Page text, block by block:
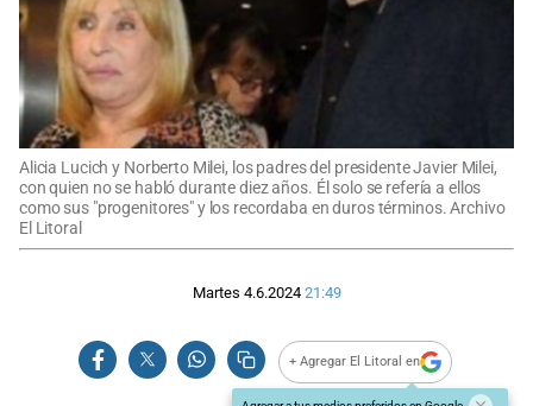
Alicia Lucich y Norberto Milei, los padres del presidente Javier Milei,
con quien no se habló durante diez años. Él solo se refería a ellos
como sus "progenitores" y los recordaba en duros términos. Archivo
El Litoral
Martes 4.6.2024 21:49
+ Agregar El Litoral en